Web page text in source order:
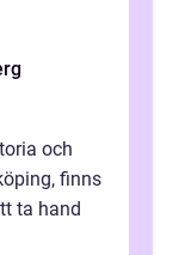
och
finns
ta hand